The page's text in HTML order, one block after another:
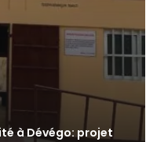
à Dévégo: projet